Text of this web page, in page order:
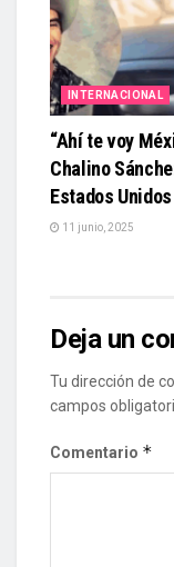
INTERNACIONAL
“Ahí te voy
Chalino
Estados Unidos
11 junio, 2025
Deja un
Tu dirección de
campos
Comentario *